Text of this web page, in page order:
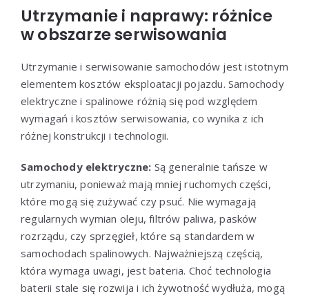
Utrzymanie i naprawy: różnice
w obszarze serwisowania
Utrzymanie i serwisowanie samochodów jest istotnym
elementem kosztów eksploatacji pojazdu. Samochody
elektryczne i spalinowe różnią się pod względem
wymagań i kosztów serwisowania, co wynika z ich
różnej konstrukcji i technologii.
Samochody elektryczne: Są generalnie tańsze w
utrzymaniu, ponieważ mają mniej ruchomych części,
które mogą się zużywać czy psuć. Nie wymagają
regularnych wymian oleju, filtrów paliwa, pasków
rozrządu, czy sprzęgieł, które są standardem w
samochodach spalinowych. Najważniejszą częścią,
która wymaga uwagi, jest bateria. Choć technologia
baterii stale się rozwija i ich żywotność wydłuża, mogą